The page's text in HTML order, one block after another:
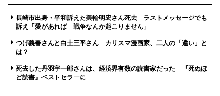
長崎市出身・平和訴えた美輪明宏さん死去 ラストメッセージでも
訴え「愛があれば 戦争なんか起こりません」
つげ義春さんと白土三平さん カリスマ漫画家、二人の「違い」と
は？
死去した丹羽宇一郎さんは、経済界有数の読書家だった 『死ぬほ
ど読書』ベストセラーに